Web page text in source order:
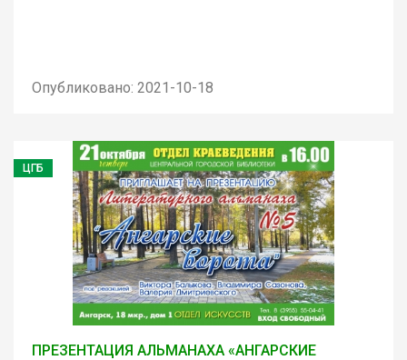
Опубликовано: 2021-10-18
ЦГБ
ПРЕЗЕНТАЦИЯ АЛЬМАНАХА «АНГАРСКИЕ